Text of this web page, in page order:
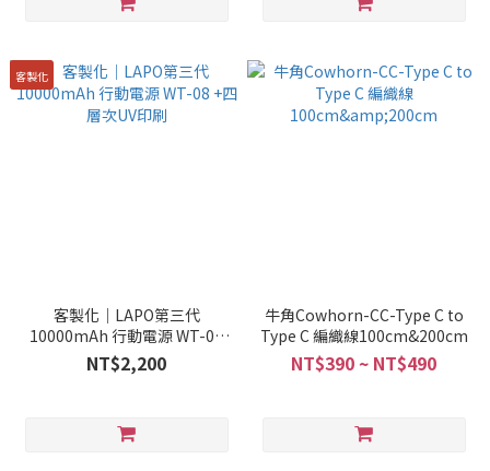
客製化
客製化｜LAPO第三代
10000mAh 行動電源 WT-08
+四層次UV印刷
NT$2,200
牛角Cowhorn-CC-Type C to
Type C 編織線100cm&200cm
NT$390 ~ NT$490